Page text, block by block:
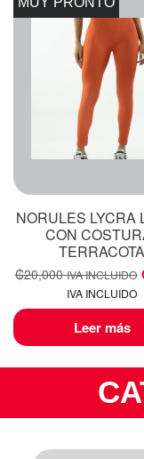
NORULES LYCRA
CON
TERRACOTA
₡20,000 IVA INCLUIDO
IVA INCLUIDO
Leer más